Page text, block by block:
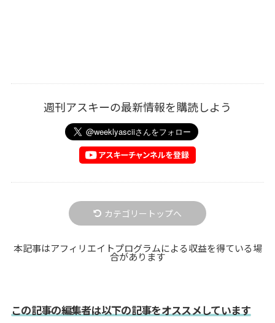
週刊アスキーの最新情報を購読しよう
カテゴリートップへ
本記事はアフィリエイトプログラムによる収益を得ている場
合があります
この記事の編集者は以下の記事をオススメしています